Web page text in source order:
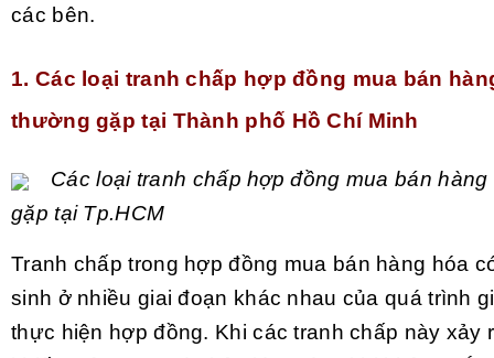
các bên.
1. Các loại tranh chấp hợp đồng mua bán
thường gặp tại Thành phố Hồ Chí Minh
Các loại tranh chấp hợp đồng mua bán
gặp tại Tp.HCM
Tranh chấp trong hợp đồng mua bán hàng hóa
sinh ở nhiều giai đoạn khác nhau của quá trình
thực hiện hợp đồng. Khi các tranh chấp này xảy